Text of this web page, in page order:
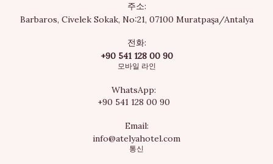
주소:
Barbaros, Civelek Sokak, No:21, 07100 Muratpaşa/Antalya
전화:
+90 541 128 00 90
모바일 라인
WhatsApp:
+90 541 128 00 90
Email:
info@atelyahotel.com
통신